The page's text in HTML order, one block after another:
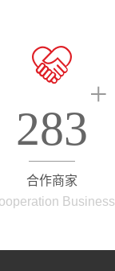
283
+
合作商家
Business